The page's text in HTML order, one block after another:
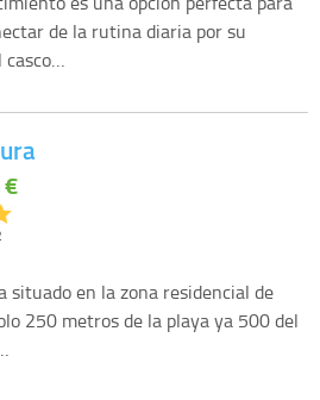
de la rutina diaria por su
casco…
situado en la zona residencial de
250 metros de la playa ya 500 del